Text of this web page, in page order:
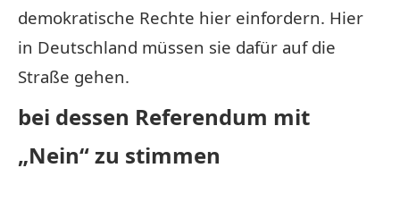
demokratische Rechte hier einfordern. Hier
in Deutschland müssen sie dafür auf die
Straße gehen.
bei dessen Referendum mit
„Nein“ zu stimmen